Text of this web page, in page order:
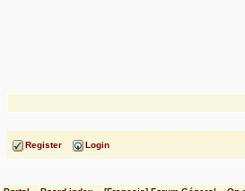
Register Login